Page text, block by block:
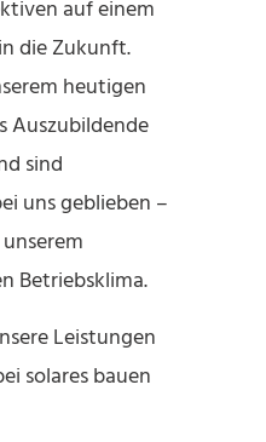
auf einem
die Zukunft.
heutigen
Auszubildende
sind
uns geblieben –
Betriebsklima.
Leistungen
solares bauen